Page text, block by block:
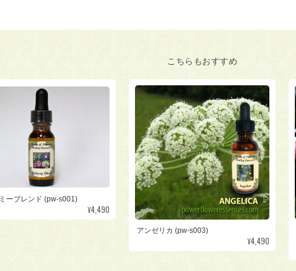
こちらもおすすめ
ーブレンド (pw-s001)
¥4,490
アンゼリカ (pw-s003)
¥4,490